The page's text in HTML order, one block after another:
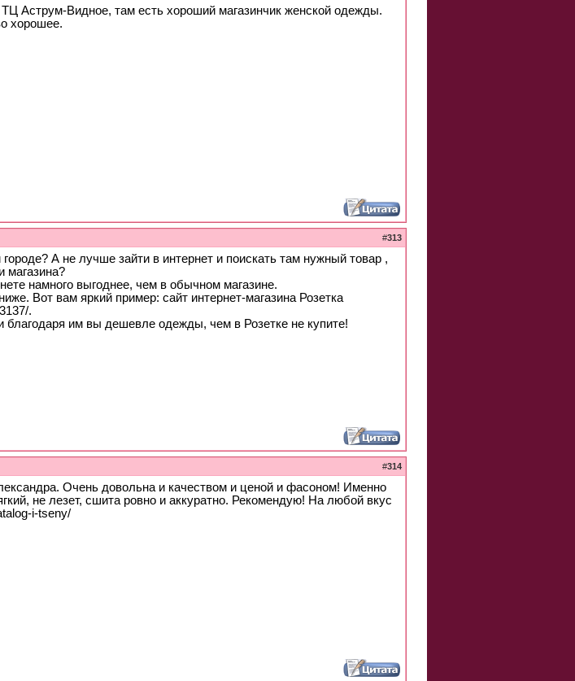
Аструм-Видное, там есть хороший магазинчик женской одежды.
хорошее.
#313
А не лучше зайти в интернет и поискать там нужный товар ,
магазина?
намного выгоднее, чем в обычном магазине.
Вот вам яркий пример: сайт интернет-магазина Розетка
.
благодаря им вы дешевле одежды, чем в Розетке не купите!
#314
Очень довольна и качеством и ценой и фасоном! Именно
не лезет, сшита ровно и аккуратно. Рекомендую! На любой вкус
i-tseny/